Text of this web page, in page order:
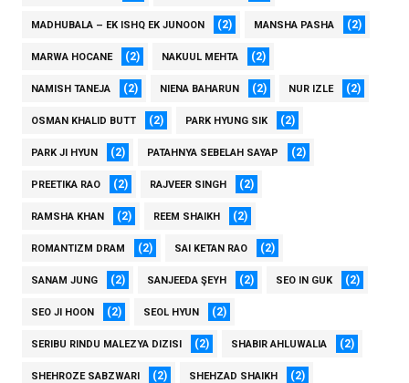
MADHUBALA – EK ISHQ EK JUNOON (2) MANSHA PASHA (2)
MARWA HOCANE (2) NAKUUL MEHTA (2)
NAMISH TANEJA (2) NIENA BAHARUN (2) NUR IZLE (2)
OSMAN KHALID BUTT (2) PARK HYUNG SIK (2)
PARK JI HYUN (2) PATAHNYA SEBELAH SAYAP (2)
PREETIKA RAO (2) RAJVEER SINGH (2)
RAMSHA KHAN (2) REEM SHAIKH (2)
ROMANTIZM DRAM (2) SAI KETAN RAO (2)
SANAM JUNG (2) SANJEEDA ŞEYH (2) SEO IN GUK (2)
SEO JI HOON (2) SEOL HYUN (2)
SERIBU RINDU MALEZYA DIZISI (2) SHABIR AHLUWALIA (2)
SHEHROZE SABZWARI (2) SHEHZAD SHAIKH (2)